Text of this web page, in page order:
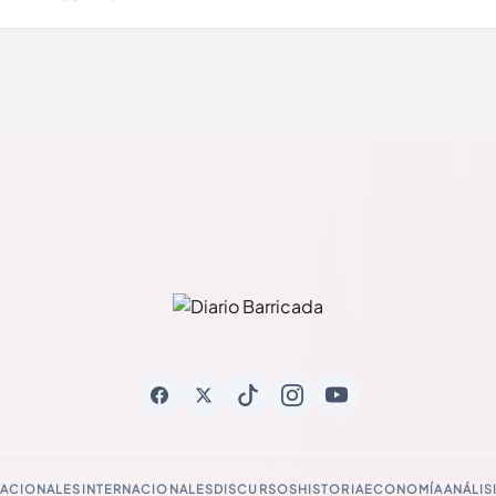
INTERNACIONALESDISCURSOSHISTORIAECONOMÍA